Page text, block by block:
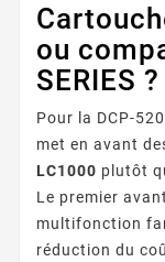
ou
SERIES ?
Pour la DCP-
met en avant
LC1000 plutôt
Le premier
multifonction
réduction du